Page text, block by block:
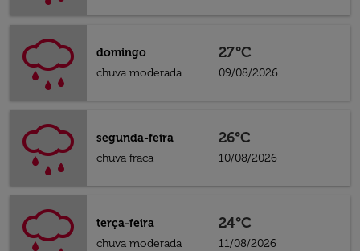
domingo
chuva moderada
27°C
09/08/2026
segunda-feira
chuva fraca
26°C
10/08/2026
terça-feira
chuva moderada
24°C
11/08/2026